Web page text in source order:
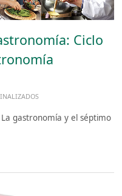
Ciclo
gastronomía y el séptimo